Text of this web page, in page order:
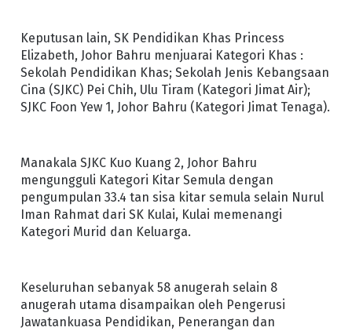
Keputusan lain, SK Pendidikan Khas Princess
Elizabeth, Johor Bahru menjuarai Kategori Khas :
Sekolah Pendidikan Khas; Sekolah Jenis Kebangsaan
Cina (SJKC) Pei Chih, Ulu Tiram (Kategori Jimat Air);
SJKC Foon Yew 1, Johor Bahru (Kategori Jimat Tenaga).
Manakala SJKC Kuo Kuang 2, Johor Bahru
mengungguli Kategori Kitar Semula dengan
pengumpulan 33.4 tan sisa kitar semula selain Nurul
Iman Rahmat dari SK Kulai, Kulai memenangi
Kategori Murid dan Keluarga.
Keseluruhan sebanyak 58 anugerah selain 8
anugerah utama disampaikan oleh Pengerusi
Jawatankuasa Pendidikan, Penerangan dan